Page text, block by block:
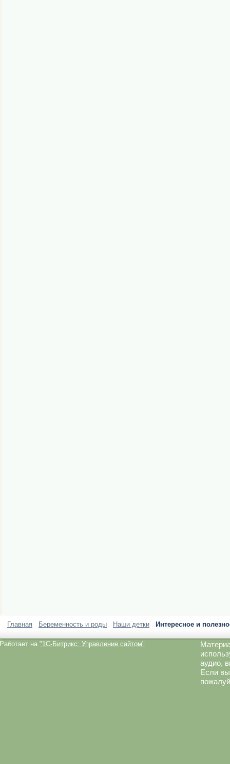
Главная Беременность и роды Наши детки Интересное и
Работает на "1C-Битрикс: Управление сайтом"
аудио,
Если вы